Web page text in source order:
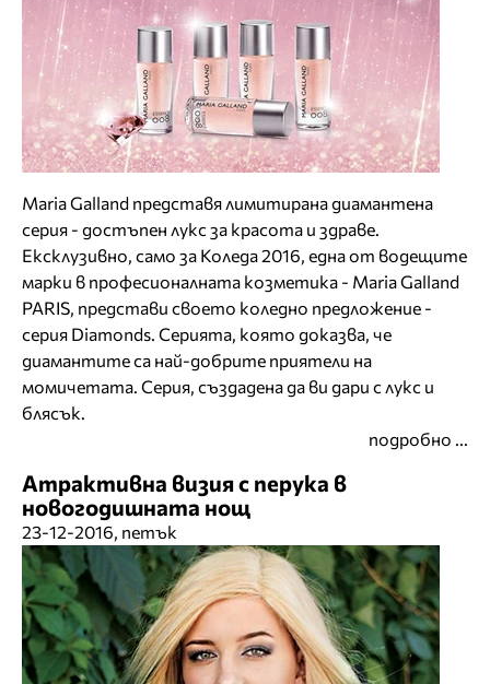
Maria Galland представя лимитирана диамантена
серия - достъпен лукс за красота и здраве.
Ексклузивно, само за Коледа 2016, една от водещите
марки в професионалната козметика - Maria Galland
PARIS, представи своето коледно предложение -
серия Diamonds. Серията, която доказва, че
диамантите са най-добрите приятели на
момичетата. Серия, създадена да ви дари с лукс и
блясък.
подробно ...
Атрактивна визия с перука в
новогодишната нощ
23-12-2016, петък